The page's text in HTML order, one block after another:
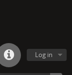
Log in